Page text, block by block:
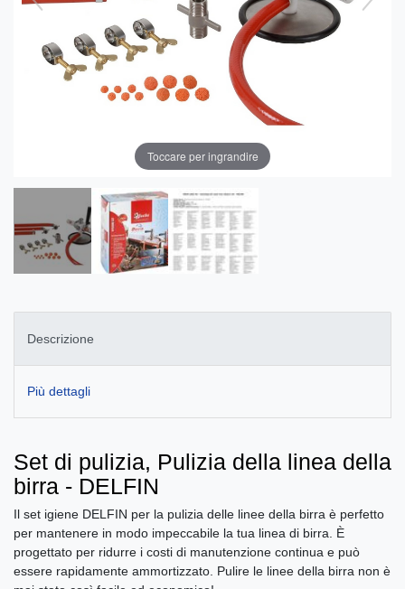
Toccare per ingrandire
Descrizione
Più dettagli
Set di pulizia, Pulizia della linea della
birra - DELFIN
Il set igiene DELFIN per la pulizia delle linee della birra è perfetto
per mantenere in modo impeccabile la tua linea di birra. È
progettato per ridurre i costi di manutenzione continua e può
essere rapidamente ammortizzato. Pulire le linee della birra non è